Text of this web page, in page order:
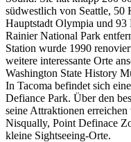
südwestlich von Seattle,
Hauptstadt Olympia und
Rainier National Park
Station wurde 1990
weitere interessante Orte
Washington State History
In Tacoma befindet sich
Defiance Park. Über den
seine Attraktionen
Nisqually, Point Definace
kleine Sightseeing-Orte.